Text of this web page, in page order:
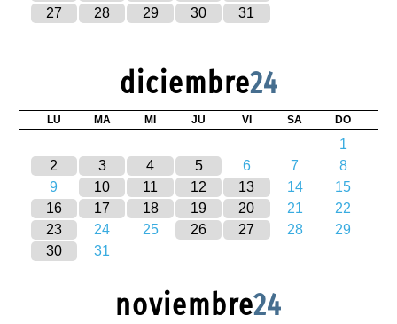
27
28 29 30 31
diciembre24
LU MA MI JU VI SA DO
1
2
3 4 5 6 7
8
9
10 11 12 13 14
15
16
17 18 19 20 21
22
23
24 25 26 27 28
29
30
31
noviembre24